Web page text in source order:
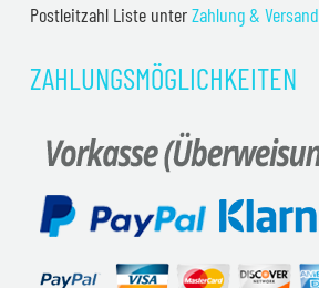
Postleitzahl Liste unterZahlung & Versand
ZAHLUNGSMÖGLICHKEITEN